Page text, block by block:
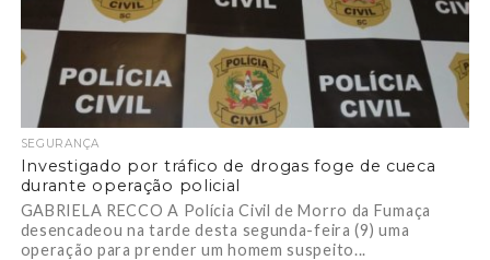
SEGURANÇA
Investigado por tráfico de drogas foge de cueca
durante operação policial
GABRIELA RECCO A Polícia Civil de Morro da Fumaça
desencadeou na tarde desta segunda-feira (9) uma
operação para prender um homem suspeito...